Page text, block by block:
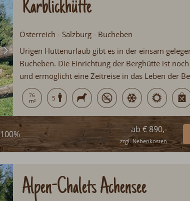
Karblickhütte
Österreich - Salzburg - Bucheben
Urigen Hüttenurlaub gibt es in der einsam
Bucheben. Die Einrichtung der Berghütte ist
und ermöglicht eine Zeitreise in das Leben der
Saunahütte mit Solarium bietet allerdings etwas
Hüttenurlaub....
76 5
100% ab € 890,-
zzgl. Nebenkosten
Alpen-Chalets Achensee